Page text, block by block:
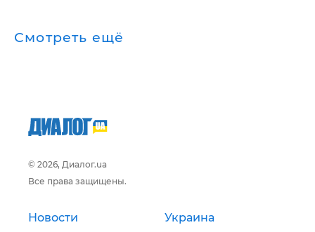
Смотреть ещё
© 2026, Диалог.ua
Все права защищены.
Новости Украина